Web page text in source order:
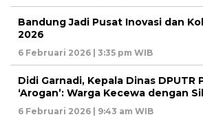
Bandung Jadi Pusat Inovasi dan
2026
6 Februari 2026 | 3:35 pm WIB
Didi Garnadi, Kepala Dinas DPUTR
‘Arogan’: Warga Kecewa dengan
6 Februari 2026 | 9:43 am WIB